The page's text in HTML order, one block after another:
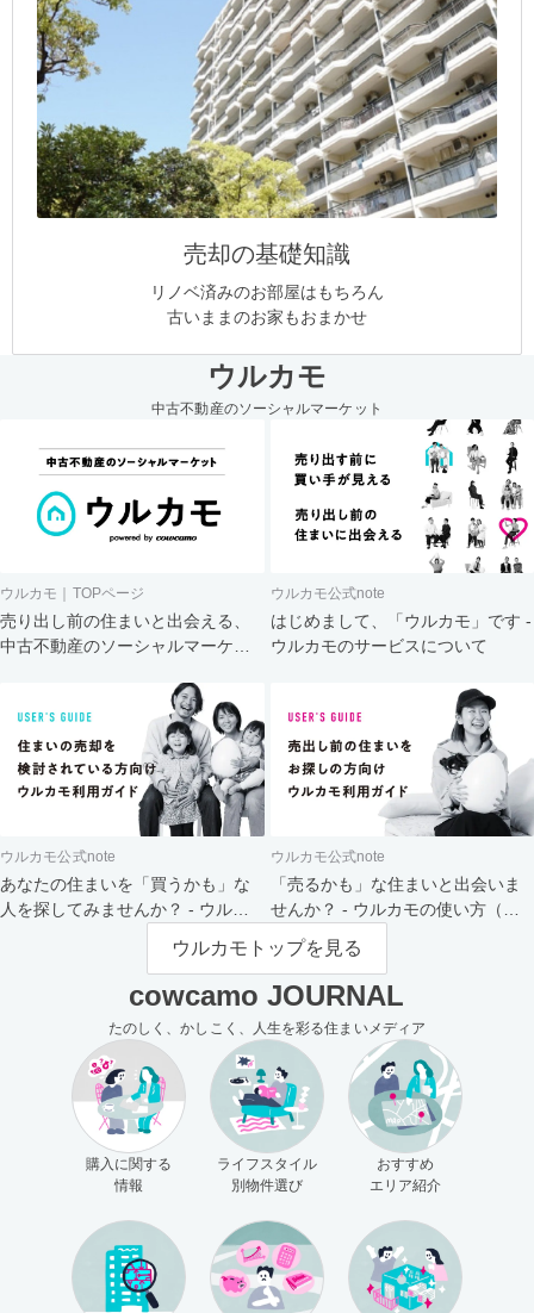
売却の基礎知識
リノベ済みのお部屋はもちろん
古いままのお家もおまかせ
ウルカモ
中古不動産のソーシャルマーケット
ウルカモ｜TOPページ
売り出し前の住まいと出会える、
中古不動産のソーシャルマーケッ
ウルカモ公式note
はじめまして、「ウルカモ」です -
ウルカモのサービスについて
ウルカモ公式note
あなたの住まいを「買うかも」な
人を探してみませんか？ - ウルカ
ウルカモ公式note
「売るかも」な住まいと出会いま
せんか？ - ウルカモの使い方（買
主さま向け）
ウルカモトップを見る
cowcamo JOURNAL
たのしく、かしこく、人生を彩る住まいメディア
購入に関する
情報
ライフスタイル
別物件選び
おすすめ
エリア紹介